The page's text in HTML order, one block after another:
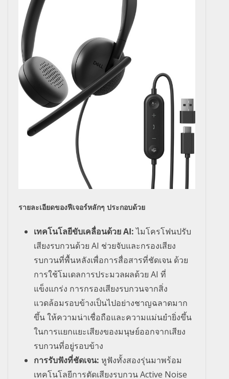
รายละเอียดของฟีเจอร์หลักๆ ประกอบด้วย
เทคโนโลยีขับเคลื่อนด้วยAI: ไมโครโฟนปรับ
เสียงรบกวนด้วย AI ช่วยจับและกรองเสียง
รบกวนที่พื้นหลังเพื่อการสื่อสารที่ชัดเจน ด้วย
การใช้โมเดลการประมวลผลด้วย AI ที่
แข็งแกร่ง การกรองเสียงรบกวนจากสิ่ง
แวดล้อมรอบข้างเป็นไปอย่างชาญฉลาดมาก
ขึ้น ให้ความน่าเชื่อถือและความแม่นยำยิ่งขึ้น
ในการแยกแยะเสียงของมนุษย์ออกจากเสียง
รบกวนที่อยู่รอบข้าง
การรับฟังที่ชัดเจน: หูฟังทั้งสองรุ่นมาพร้อม
เทคโนโลยีการตัดเสียงรบกวนActive Noise